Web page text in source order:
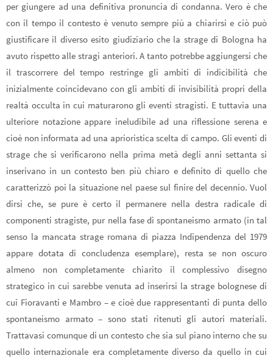
per giungere ad una definitiva pronuncia di condanna. Vero è che
con il tempo il contesto è venuto sempre più a chiarirsi e ciò può
giustificare il diverso esito giudiziario che la strage di Bologna ha
avuto rispetto alle stragi anteriori. A tanto potrebbe aggiungersi che
il trascorrere del tempo restringe gli ambiti di indicibilità che
inizialmente coincidevano con gli ambiti di invisibilità propri della
realtà occulta in cui maturarono gli eventi stragisti. E tuttavia una
ulteriore notazione appare ineludibile ad una riflessione serena e
cioè non informata ad una aprioristica scelta di campo. Gli eventi di
strage che si verificarono nella prima metà degli anni settanta si
inserivano in un contesto ben più chiaro e definito di quello che
caratterizzò poi la situazione nel paese sul finire del decennio. Vuol
dirsi che, se pure è certo il permanere nella destra radicale di
componenti stragiste, pur nella fase di spontaneismo armato (in tal
senso la mancata strage romana di piazza Indipendenza del 1979
appare dotata di concludenza esemplare), resta se non oscuro
almeno non completamente chiarito il complessivo disegno
strategico in cui sarebbe venuta ad inserirsi la strage bolognese di
cui Fioravanti e Mambro – e cioè due rappresentanti di punta dello
spontaneismo armato – sono stati ritenuti gli autori materiali.
Trattavasi comunque di un contesto che sia sul piano interno che su
quello internazionale era completamente diverso da quello in cui